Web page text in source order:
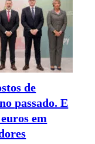
de
passado. E
em